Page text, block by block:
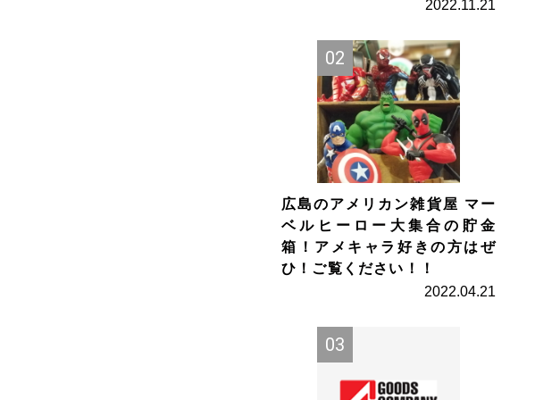
2022.11.21
広島のアメリカン雑貨屋 マー
ベルヒーロー大集合の貯金
箱！アメキャラ好きの方はぜ
ひ！ご覧ください！！
2022.04.21